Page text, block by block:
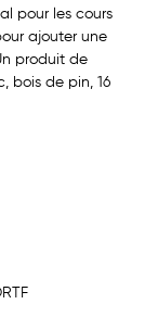
pour les cours
ajouter une
produit de
bois de pin, 16